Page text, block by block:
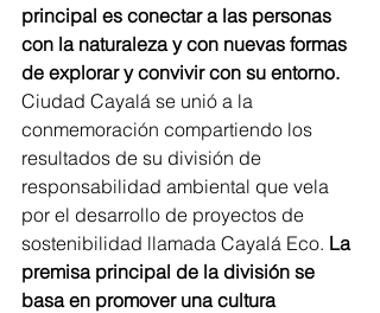
principal es conectar a las personas
con la naturaleza y con nuevas formas
de explorar y convivir con su entorno.
Ciudad Cayalá se unió a la
conmemoración compartiendo los
resultados de su división de
responsabilidad ambiental que vela
por el desarrollo de proyectos de
sostenibilidad llamada Cayalá Eco. La
premisa principal de la división se
basa en promover una cultura